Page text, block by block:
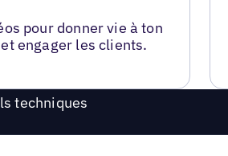
pour donner vie à ton
engager les clients.
techniques